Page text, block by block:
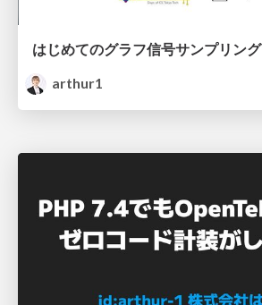
はじめてのグラフ信号サンプリング
arthur1